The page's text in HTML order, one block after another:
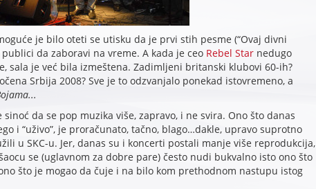
je bilo oteti se utisku da je prvi stih pesme (“Ovaj divni
da zaboravi na vreme. A kada je ceo Rebel Starnedugo
sala je već bila izmeštena. Zadimljeni britanski klubovi 60-ih?
Srbija 2008? Sve je to odzvanjalo ponekad istovremeno, a
da se pop muzika više, zapravo, i ne svira. Ono što danas
i “uživo”, je proračunato, tačno, blago…dakle, upravo suprotno
u SKC-u. Jer, danas su i koncerti postali manje više reprodukcija,
se (uglavnom za dobre pare) često nudi bukvalno isto ono što
što je mogao da čuje i na bilo kom prethodnom nastupu istog